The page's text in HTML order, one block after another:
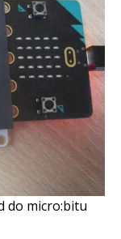
do micro:bitu